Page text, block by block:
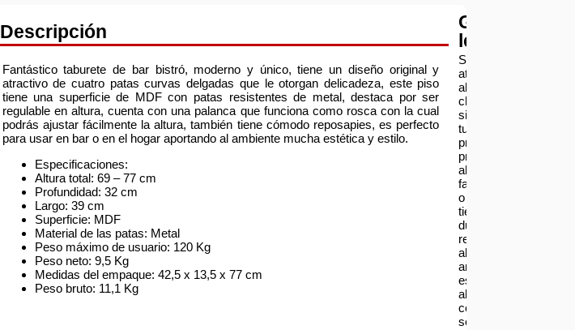
Descripción
Fantástico taburete de bar bistró, moderno y único, tiene un diseño original y
atractivo de cuatro patas curvas delgadas que le otorgan delicadeza, este piso
tiene una superficie de MDF con patas resistentes de metal, destaca por ser
regulable en altura, cuenta con una palanca que funciona como rosca con la cual
podrás ajustar fácilmente la altura, también tiene cómodo reposapies, es perfecto
para usar en bar o en el hogar aportando al ambiente mucha estética y estilo.
Especificaciones:
Altura total: 69 – 77 cm
Profundidad: 32 cm
Largo: 39 cm
Superficie: MDF
Material de las patas: Metal
Peso máximo de usuario: 120 Kg
Peso neto: 9,5 Kg
Medidas del empaque: 42,5 x 13,5 x 77 cm
Peso bruto: 11,1 Kg
Garantía
legal
Servicio
atención
al
cliente:
si
tu
producto
presenta
alguna
falla
o
tienes
dudas
respecto
al
armado
escríbenos
al
correo